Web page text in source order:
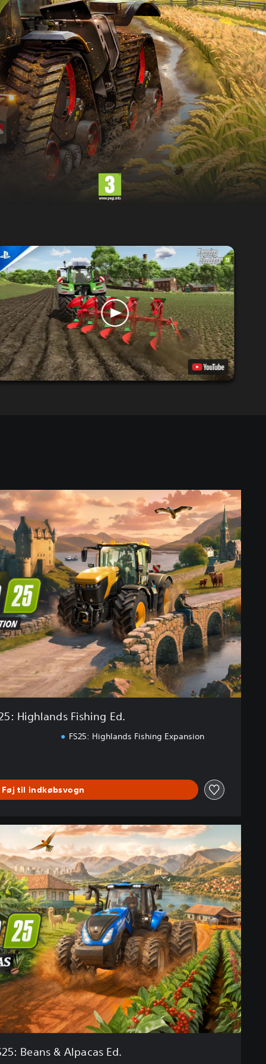
Highlands Fishing Ed.
FS25: Highlands Fishing Expansion
Føj til indkøbsvogn
Beans & Alpacas Ed.